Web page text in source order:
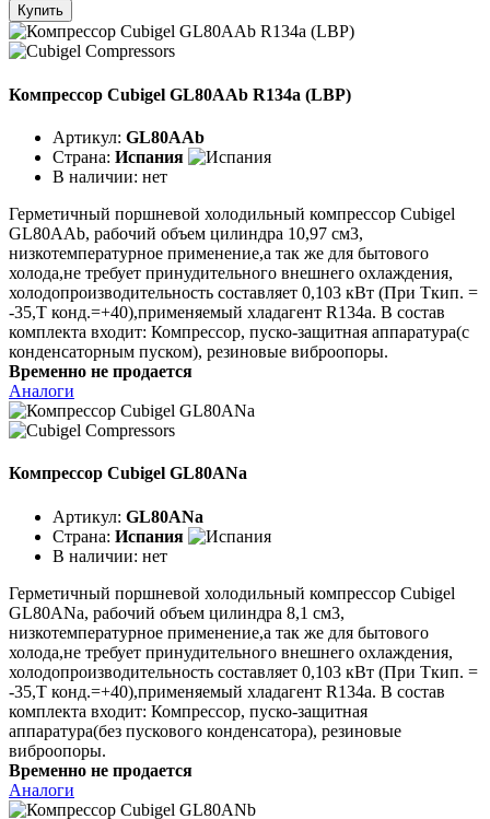
Купить
Компрессор Cubigel GL80AAb R134a (LBP)
Артикул: GL80AAb
Страна: Испания
В наличии: нет
Герметичный поршневой холодильный компрессор Cubigel
GL80AAb, рабочий объем цилиндра 10,97 см3,
низкотемпературное применение,а так же для бытового
холода,не требует принудительного внешнего охлаждения,
холодопроизводительность составляет 0,103 кВт (При Ткип. =
-35,Т конд.=+40),применяемый хладагент R134a. В состав
комплекта входит: Компрессор, пуско-защитная аппаратура(с
конденсаторным пуском), резиновые виброопоры.
Временно не продается
Аналоги
Компрессор Cubigel GL80ANa
Артикул: GL80ANa
Страна: Испания
В наличии: нет
Герметичный поршневой холодильный компрессор Cubigel
GL80ANa, рабочий объем цилиндра 8,1 см3,
низкотемпературное применение,а так же для бытового
холода,не требует принудительного внешнего охлаждения,
холодопроизводительность составляет 0,103 кВт (При Ткип. =
-35,Т конд.=+40),применяемый хладагент R134a. В состав
комплекта входит: Компрессор, пуско-защитная
аппаратура(без пускового конденсатора), резиновые
виброопоры.
Временно не продается
Аналоги